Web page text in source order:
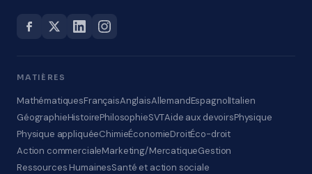
MATIÈRES
MathématiquesFrançaisAnglaisAllemandEspagnolItalien
GéographieHistoirePhilosophieSVTAide aux devoirsPhysique
Physique appliquéeChimieÉconomieDroitÉco-droit
Action commercialeMarketing/MercatiqueGestion
Ressources HumainesSanté et action sociale